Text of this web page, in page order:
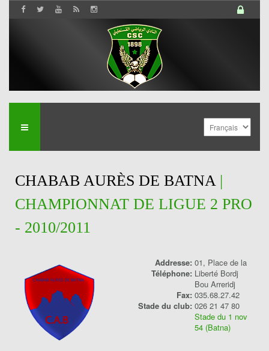
CHABAB AURÈS DE BATNA|
CHAMPIONNAT DE LIGUE 2 PRO
- 2010/2011
Addresse: 01, Place de la
Liberté Bordj
Bou Arreridj
Téléphone:
035.68.27.42
Fax:
026 21 47 80
Stade du club:
Stade du 1 nov
54 (Batna)